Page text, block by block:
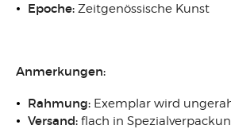
Epoche: Zeitgenössische Kunst
Anmerkungen:
Rahmung: Exemplar wird
Versand: flach in